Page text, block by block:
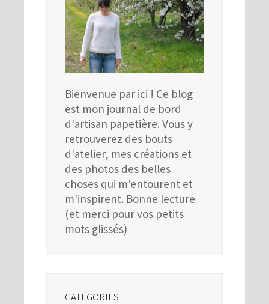
Bienvenue par ici ! Ce blog
est mon journal de bord
d'artisan papetière. Vous y
retrouverez des bouts
d'atelier, mes créations et
des photos des belles
choses qui m'entourent et
m'inspirent. Bonne lecture
(et merci pour vos petits
mots glissés)
CATÉGORIES